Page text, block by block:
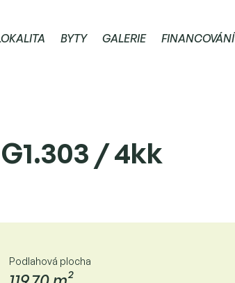
BYTY GALERIE FINANCOVÁNÍ
/ 4kk
Podlahová plocha